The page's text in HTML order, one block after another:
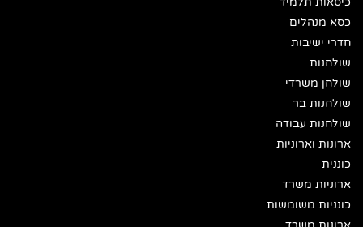
כסא מנהלים
חדרי ישיבות
שולחנות
שולחן משרדי
שולחנות בר
שולחנות עבודה
ארונות וארוניות
כוננית
ארוניות משרד
כונניות משומשות